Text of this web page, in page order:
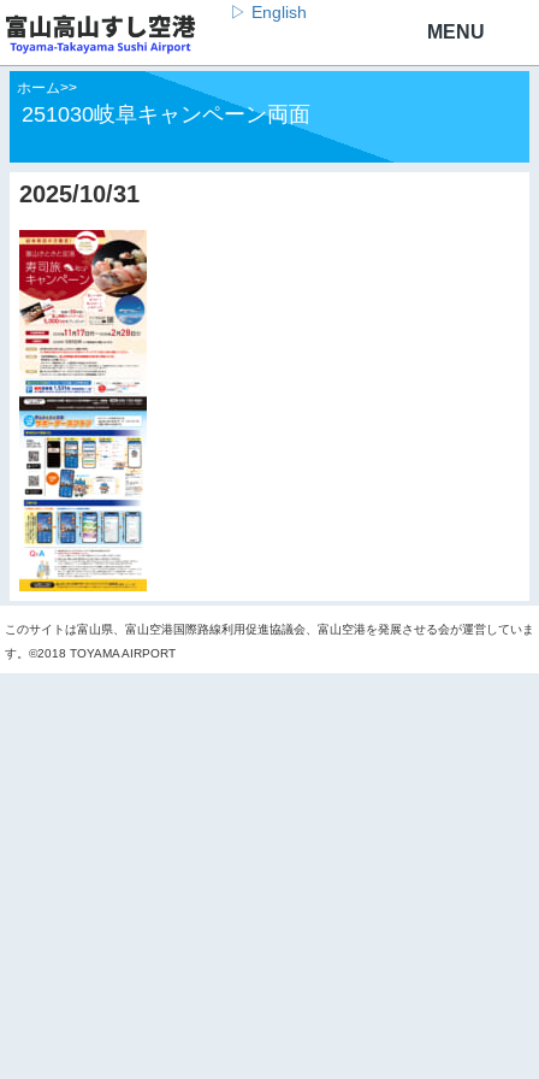
▷ English
ホーム>>
251030岐阜キャンペーン両面
2025/10/31
このサイトは富山県、富山空港国際路線利用促進協議会、富山空港を発展させる会が運営していま
す。©2018 TOYAMA AIRPORT